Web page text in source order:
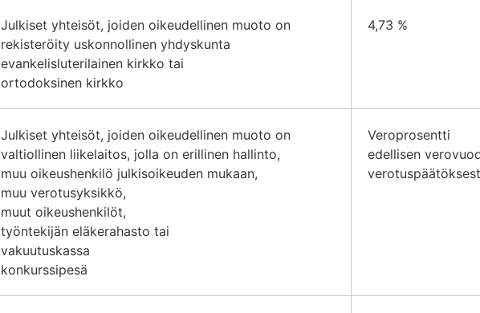
Julkiset yhteisöt, joiden oikeudellinen muoto on
rekisteröity uskonnollinen yhdyskunta
evankelisluterilainen kirkko tai
ortodoksinen kirkko
4,73 %
Julkiset yhteisöt, joiden oikeudellinen muoto on
valtiollinen liikelaitos, jolla on erillinen hallinto,
muu oikeushenkilö julkisoikeuden mukaan,
muu verotusyksikkö,
muut oikeushenkilöt,
työntekijän eläkerahasto tai
vakuutuskassa
konkurssipesä
Veroprosentti
edellisen